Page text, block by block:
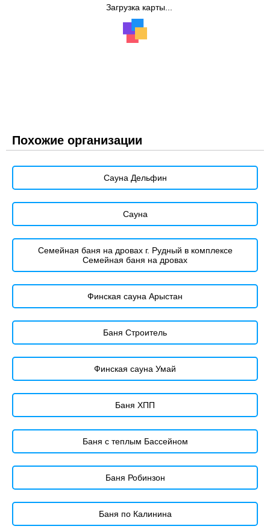
Загрузка карты...
Похожие организации
Сауна Дельфин
Сауна
Семейная баня на дровах г. Рудный в комплексе
Семейная баня на дровах
Финская сауна Арыстан
Баня Строитель
Финская сауна Умай
Баня ХПП
Баня с теплым Бассейном
Баня Робинзон
Баня по Калинина